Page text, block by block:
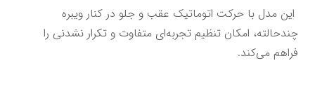
فراهم می‌کند.